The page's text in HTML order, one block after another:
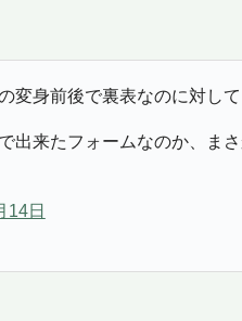
変身前後で裏表なのに対し
出来たフォームなのか、ま
14日